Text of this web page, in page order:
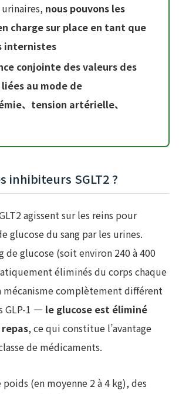
nous pouvons les
charge sur place en tant que
internistes
conjointe des valeurs des
au mode de
、tension artérielle、
inhibiteurs SGLT2 ?
agissent sur les reins pour
glucose du sang par les urines.
de glucose (soit environ 240 à 400
éliminés du corps chaque
mécanisme complètement différent
GLP-1 — le glucose est éliminé
, ce qui constitue l’avantage
de médicaments.
(en moyenne 2 à 4 kg), des